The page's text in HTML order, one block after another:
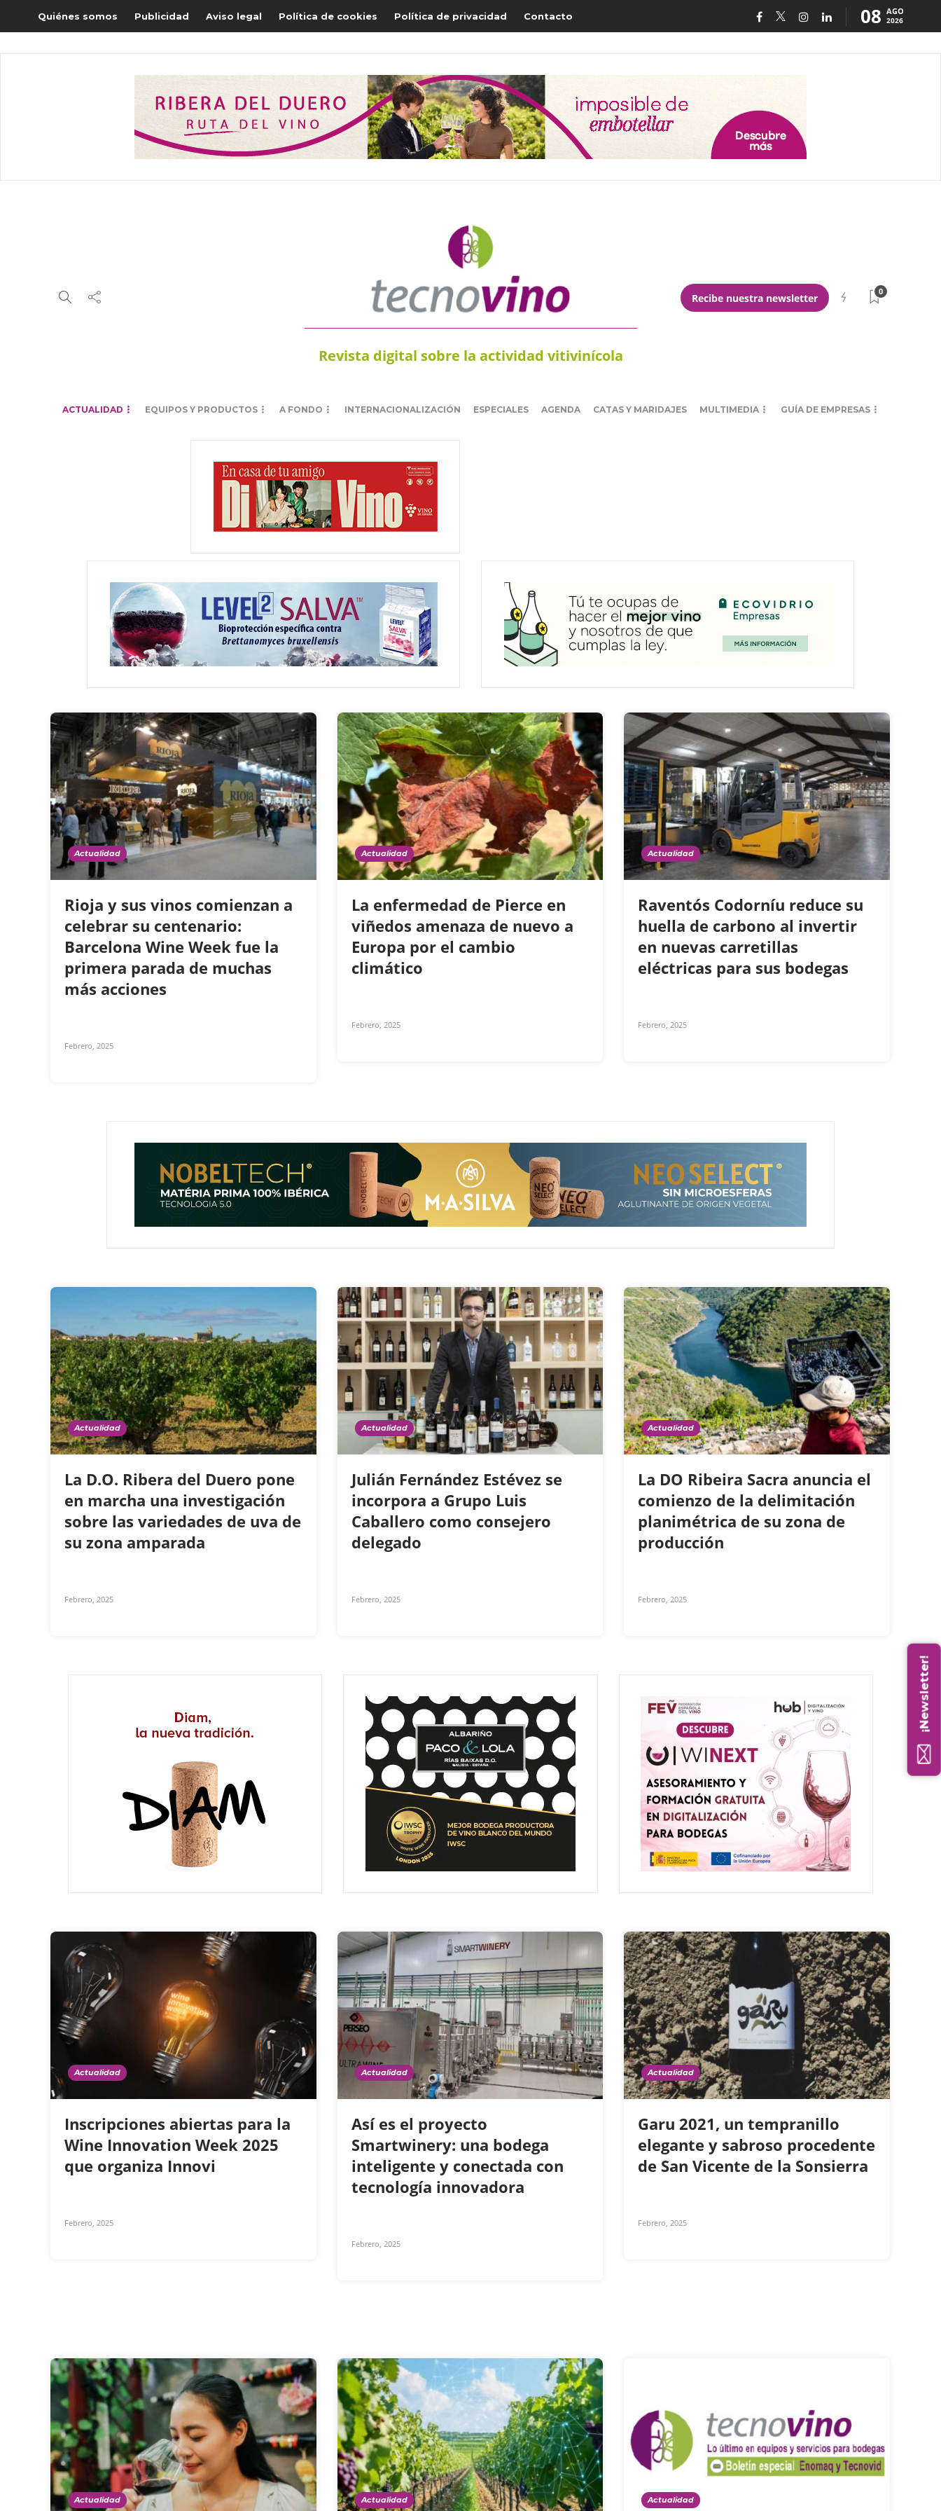
Quiénes somos Publicidad Aviso legal Política de cookies Política de privacidad Contacto 08 AGO
2026
Revista digital sobre la actividad vitivinícola
Recibe nuestra newsletter
0
ACTUALIDAD EQUIPOS Y PRODUCTOS A FONDO INTERNACIONALIZACIÓN ESPECIALES AGENDA CATAS Y MARIDAJES MULTIMEDIA GUÍA DE EMPRESAS
Actualidad
Rioja y sus vinos comienzan a
celebrar su centenario:
Barcelona Wine Week fue la
primera parada de muchas
más acciones
Febrero, 2025
Actualidad
La enfermedad de Pierce en
viñedos amenaza de nuevo a
Europa por el cambio
climático
Febrero, 2025
Actualidad
Raventós Codorníu reduce su
huella de carbono al invertir
en nuevas carretillas
eléctricas para sus bodegas
Febrero, 2025
Actualidad
La D.O. Ribera del Duero pone
en marcha una investigación
sobre las variedades de uva de
su zona amparada
Febrero, 2025
Actualidad
Julián Fernández Estévez se
incorpora a Grupo Luis
Caballero como consejero
delegado
Febrero, 2025
Actualidad
La DO Ribeira Sacra anuncia el
comienzo de la delimitación
planimétrica de su zona de
producción
Febrero, 2025
Actualidad
Inscripciones abiertas para la
Wine Innovation Week 2025
que organiza Innovi
Febrero, 2025
Actualidad
Así es el proyecto
Smartwinery: una bodega
inteligente y conectada con
tecnología innovadora
Febrero, 2025
Actualidad
Garu 2021, un tempranillo
elegante y sabroso procedente
de San Vicente de la Sonsierra
Febrero, 2025
Actualidad Actualidad Actualidad
¡Newsletter!